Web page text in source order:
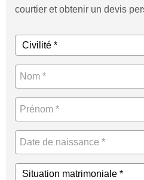
courtier et obtenir un devis